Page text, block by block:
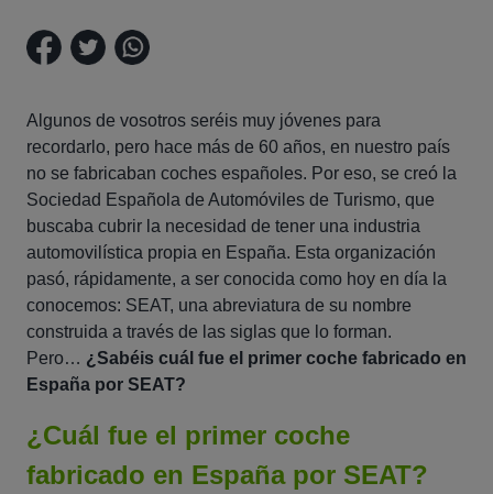
Algunos de vosotros seréis muy jóvenes para
recordarlo, pero hace más de 60 años, en nuestro país
no se fabricaban coches españoles. Por eso, se creó la
Sociedad Española de Automóviles de Turismo, que
buscaba cubrir la necesidad de tener una industria
automovilística propia en España. Esta organización
pasó, rápidamente, a ser conocida como hoy en día la
conocemos: SEAT, una abreviatura de su nombre
construida a través de las siglas que lo forman.
Pero… ¿Sabéis cuál fue el primer coche fabricado en
España por SEAT?
¿Cuál fue el primer coche
fabricado en España por SEAT?